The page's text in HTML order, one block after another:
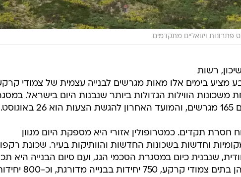
פתרונות ויזואליים מתקדמים
רשות
מציע בימים אלו מאות מגרשים לבנייה עצמית של צמודי
הווילות הגדולות ביותר שנבנות היום בישראל.
תקדים. כמטרופולין אזורי היא מספקת היום מגוון
וחדשות בשכונות החדשות והוותיקות בעיר. שכונת
שנבנית כיום במסגרת הסכמי הגג, ועם סיום הבנייה היא
כ-4,000 יחידות דיור, 2,600 מהן בתים צמודי קרקע, 750 יחידות בבנייה